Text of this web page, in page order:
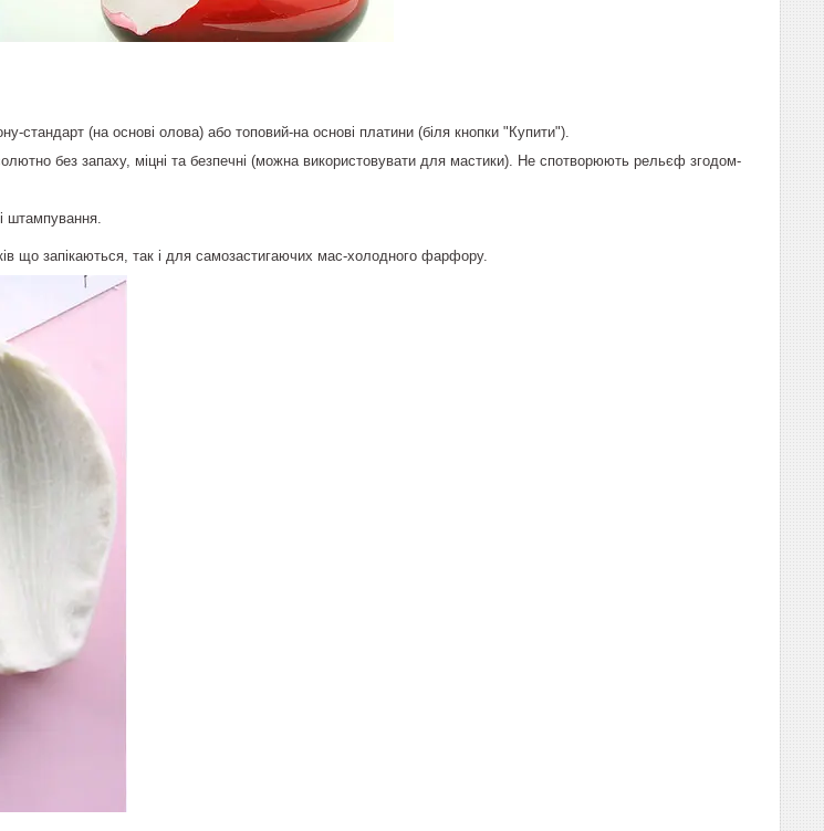
стандарт (на основі олова) або топовий-на основі платини (біля кнопки "Купити").
без запаху, міцні та безпечні (можна використовувати для мастики). Не спотворюють рельєф згодом-
штампування.
що запікаються, так і для самозастигаючих мас-холодного фарфору.